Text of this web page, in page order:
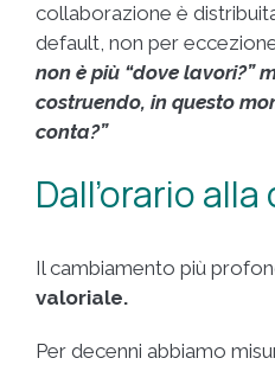
collaborazione è
default, non per
non è più “dove lavori?”
costruendo, in questo
conta?”
Dall’orario
Il cambiamento più
valoriale.
Per decenni abbiamo